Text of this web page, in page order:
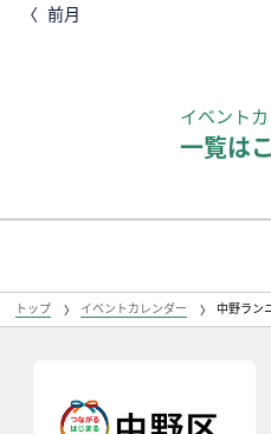
前月
イベント
一覧は
トップ イベントカレンダー 中野ラン